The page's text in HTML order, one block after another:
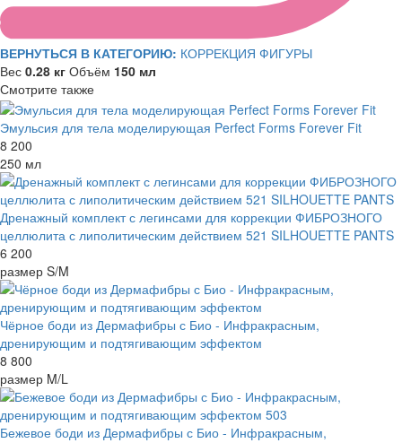
ВЕРНУТЬСЯ В КАТЕГОРИЮ: КОРРЕКЦИЯ ФИГУРЫ
Вес 0.28 кг Объём 150 мл
Смотрите также
Эмульсия для тела моделирующая Perfect Forms Forever Fit
8 200
250 мл
Дренажный комплект с легинсами для коррекции ФИБРОЗНОГО
целлюлита с липолитическим действием 521 SILHOUETTE PANTS
6 200
размер S/M
Чёрное боди из Дермафибры с Био - Инфракрасным,
дренирующим и подтягивающим эффектом
8 800
размер M/L
Бежевое боди из Дермафибры с Био - Инфракрасным,